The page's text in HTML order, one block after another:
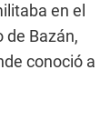
en el
de Bazán,
conoció a